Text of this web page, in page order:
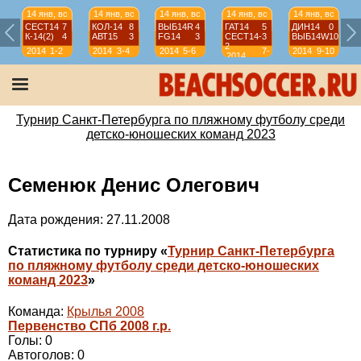
14 янв, вс
СЕСТ14 7
К-14(2)
4
2014 1-2
14 янв, вс
КОЛ-14
8
АВТ15
3
2014 3-4
14 янв, вс
ВЫБ14R 4
FG14
3
2014 5-6
14 янв, вс
ГАТ14
5
СЕСТ14-
2
3
2014
7-
8
14 янв, вс
ДИН14
0
ВЫБ14W10
2014 9-10
Турнир Санкт-Петербурга по пляжному футболу среди
детско-юношеских команд 2023
Семенюк Денис Олегович
Дата рождения: 27.11.2008
Статистика по турниру «Турнир Санкт-Петербурга
по пляжному футболу среди детско-юношеских
команд 2023»
Команда: Крылья 2008
Первенство СПб 2008 г.р.
Голы: 0
Автоголов: 0